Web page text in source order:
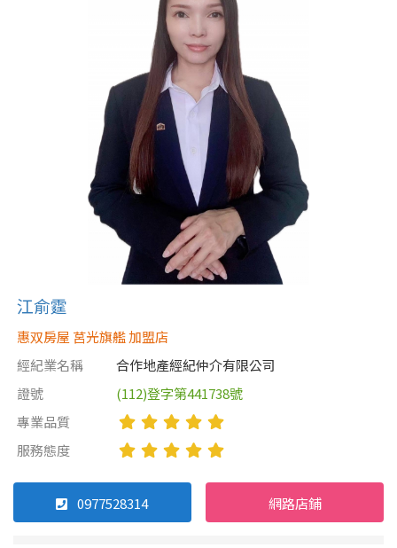
江俞霆
惠双房屋 莒光旗艦 加盟店
經紀業名稱
合作地產經紀仲介有限公司
證號
(112)登字第441738號
專業品質
服務態度
0977528314 網路店鋪